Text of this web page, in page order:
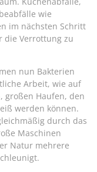
wie
im nächsten Schritt
die Verrottung zu
nun Bakterien
Arbeit, wie auf
großen Haufen, den
werden können.
durch das
Maschinen
Natur mehrere